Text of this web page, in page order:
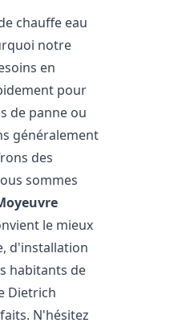
chauffe eau
notre
en
pour
de panne ou
généralement
des
sommes
le mieux
d'installation
habitants de
Dietrich
N'hésitez